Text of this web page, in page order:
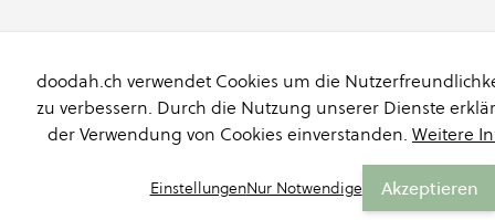
doodah.ch verwendet Cookies um die
zu verbessern. Durch die Nutzung unserer Dienste
der Verwendung von Cookies einverstanden. Weitere
EinstellungenNur Notwendige Akzeptieren